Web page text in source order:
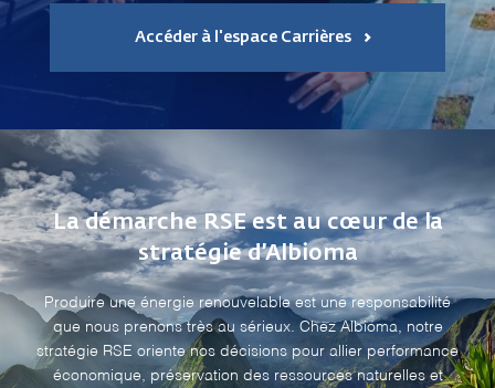
Accéder à l'espace Carrières
La démarche RSE est au cœur de la
stratégie d’Albioma
Produire une énergie renouvelable est une responsabilité
que nous prenons très au sérieux. Chez Albioma, notre
stratégie RSE oriente nos décisions pour allier performance
économique, préservation des ressources naturelles et